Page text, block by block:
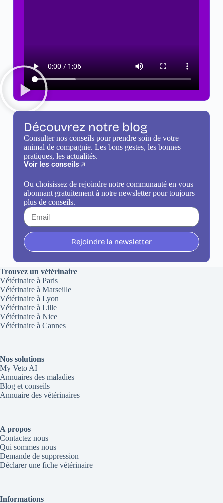
Découvrez notre blog
Consulter nos conseils pour prendre soin de votre
animal de compagnie. Les bons gestes, les bonnes
pratiques, les actualités.
Voir les conseils
Ou choisissez de rejoindre notre communauté en vous
abonnant gratuitement à notre newsletter pour toujours
plus de conseils.
Rejoindre la newsletter
Trouvez un vétérinaire
Vétérinaire à Paris
Vétérinaire à Marseille
Vétérinaire à Lyon
Vétérinaire à Lille
Vétérinaire à Nice
Vétérinaire à Cannes
Nos solutions
My Veto AI
Annuaires des maladies
Blog et conseils
Annuaire des vétérinaires
A propos
Contactez nous
Qui sommes nous
Demande de suppression
Déclarer une fiche vétérinaire
Informations